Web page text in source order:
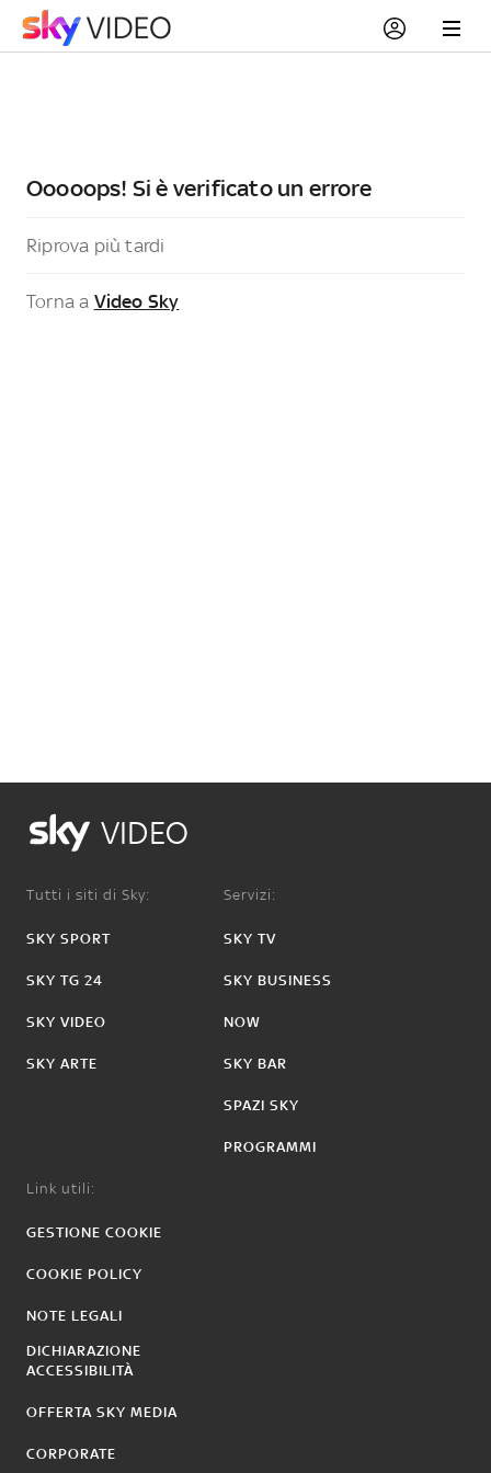
Ooooops! Si è verificato un errore
Riprova più tardi
Torna a Video Sky
VIDEO
Tutti i siti di Sky:
SKY SPORT
SKY TG 24
SKY VIDEO
SKY ARTE
Servizi:
SKY TV
SKY BUSINESS
NOW
SKY BAR
SPAZI SKY
PROGRAMMI
Link utili:
GESTIONE COOKIE
COOKIE POLICY
NOTE LEGALI
DICHIARAZIONE
ACCESSIBILITÀ
OFFERTA SKY MEDIA
CORPORATE